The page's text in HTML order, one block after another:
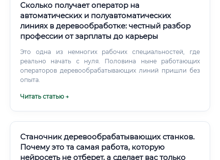
Сколько получает оператор на
автоматических и полуавтоматических
линиях в деревообработке: честный разбор
профессии от зарплаты до карьеры
Это одна из немногих рабочих специальностей, где
реально начать с нуля. Половина ныне работающих
операторов деревообрабатывающих линий пришли без
опыта.
Читать статью →
Станочник деревообрабатывающих станков.
Почему это та самая работа, которую
нейросеть не отберет, а сделает вас только